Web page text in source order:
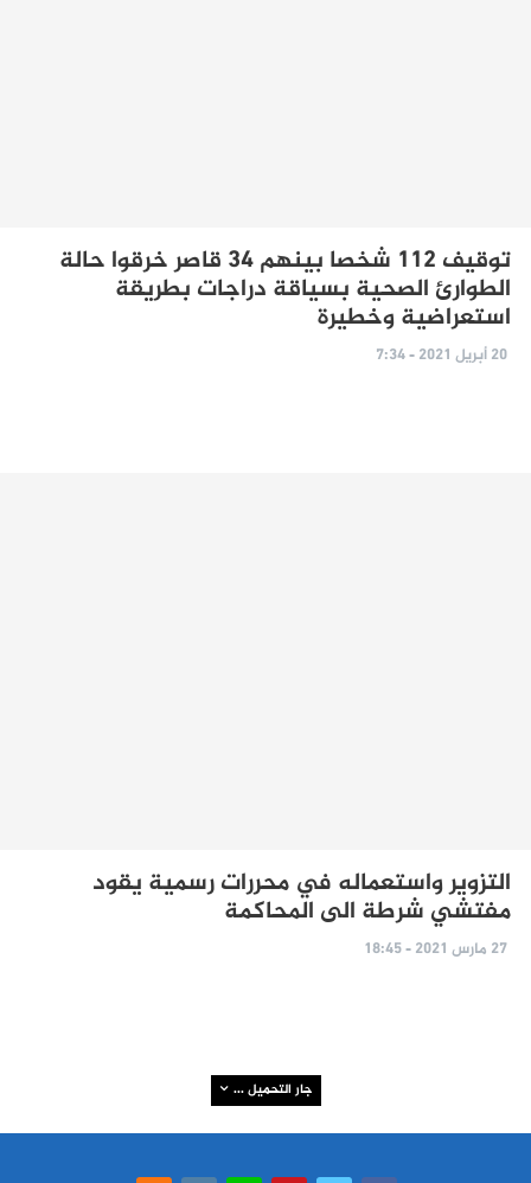
توقيف 112 شخصا بينهم 34 قاصر خرقوا حالة
الطوارئ الصحية بسياقة دراجات بطريقة
استعراضية وخطيرة
20 أبريل 2021 - 7:34
التزوير واستعماله في محررات رسمية يقود
مفتشي شرطة الى المحاكمة
27 مارس 2021 - 18:45
جار التحميل ...